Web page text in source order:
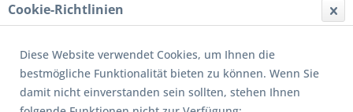
Cookie-Richtlinien
Diese Website verwendet Cookies, um Ihnen die
bestmögliche Funktionalität bieten zu können. Wenn Sie
damit nicht einverstanden sein sollten, stehen Ihnen